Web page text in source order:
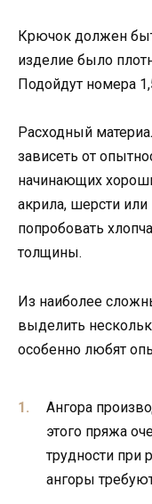
Крючок должен
изделие было
Подойдут номера
Расходный
зависеть от
начинающих
акрила, шерсти
попробовать
толщины.
Из наиболее
выделить
особенно любят
Ангора
этого пряжа
трудности при
ангоры